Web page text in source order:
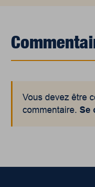
Vous devez être
commentaire.Se